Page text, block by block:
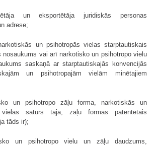
un eksportētāja juridiskās personas
adrese;
un psihotropās vielas starptautiskais
nosaukums vai arī narkotisko un psihotropo vielu
saskaņā ar starptautiskajās konvencijās
un psihotropajām vielām minētajiem
un psihotropo zāļu forma, narkotiskās un
vielas saturs tajā, zāļu formas patentētais
tāds ir);
un psihotropo vielu un zāļu daudzums,